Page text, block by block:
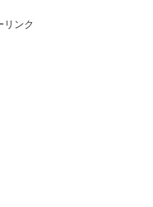
リンク